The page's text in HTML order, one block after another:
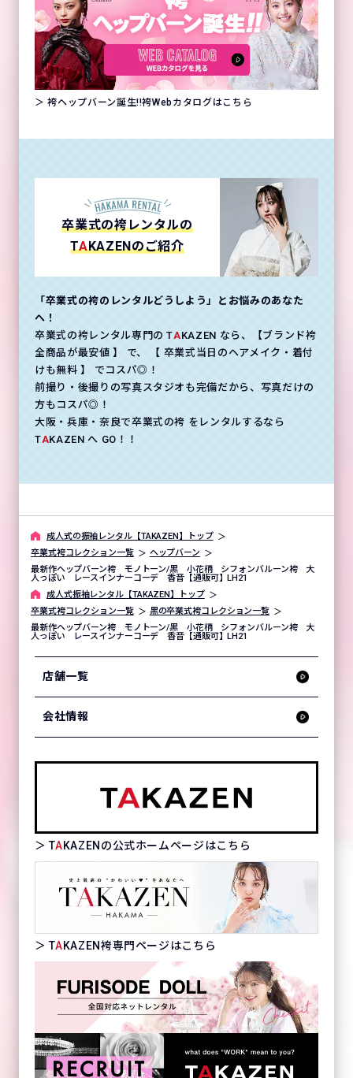
＞ 袴ヘップバーン誕生!!袴Webカタログはこちら
卒業式の袴レンタルの
TAKAZENのご紹介
「卒業式の袴のレンタルどうしよう」とお悩みのあなた
へ！
卒業式の袴レンタル専門の TAKAZEN なら、【ブランド袴
全商品が最安値 】 で、 【 卒業式当日のヘアメイク・着付
けも無料 】 でコスパ◎！
前撮り・後撮りの写真スタジオも完備だから、写真だけの
方もコスパ◎！
大阪・兵庫・奈良で卒業式の袴 をレンタルするなら
TAKAZEN へ GO！！
成⼈式の振袖レンタル【TAKAZEN】トップ
卒業式袴コレクション一覧
ヘップバーン
最新作ヘップバーン袴 モノトーン/黒 小花柄 シフォンバルーン袴 大
人っぽい レースインナーコーデ 香音【通販可】LH21
成⼈式振袖レンタル【TAKAZEN】トップ
卒業式袴コレクション一覧
黒の卒業式袴コレクション一覧
最新作ヘップバーン袴 モノトーン/黒 小花柄 シフォンバルーン袴 大
人っぽい レースインナーコーデ 香音【通販可】LH21
店舗一覧
会社情報
＞ TAKAZENの公式ホームページはこちら
＞ TAKAZEN袴専門ページはこちら